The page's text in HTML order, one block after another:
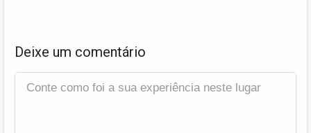
Deixe um comentário